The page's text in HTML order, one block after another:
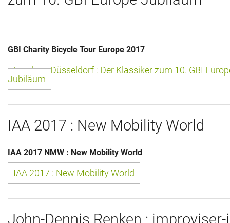
Presse + Medien
Images : ep Bildergalerien
Sprüche
GBI Charity Bicycle Tour Europe 2017
London - Düsseldorf : Der Klassiker zum 10. GBI
Jubiläum
IAA 2017 : New Mobility World
IAA 2017 NMW : New Mobility World
IAA 2017 : New Mobility World
John-Dennis Renken : improviser-